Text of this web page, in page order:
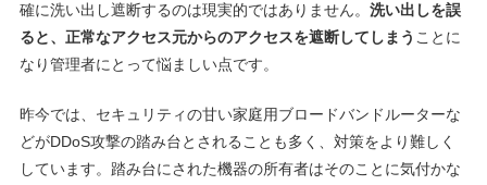
確に洗い出し遮断するのは現実的ではありません。 洗い出しを誤
ると、正常なアクセス元からのアクセスを遮断してしまう ことに
なり管理者にとって悩ましい点です。
昨今では、セキュリティの甘い家庭用ブロードバンドルーターな
どがDDoS攻撃の踏み台とされることも多く、対策をより難しく
しています。踏み台にされた機器の所有者はそのことに気付かな